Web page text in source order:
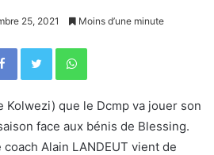
25, 2021 Moins d’une minute
FacebookTwitterWhatsApp
Kolwezi) que le Dcmp va jouer son
face aux bénis de Blessing.
Alain LANDEUT vient de